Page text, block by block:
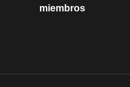
miembros